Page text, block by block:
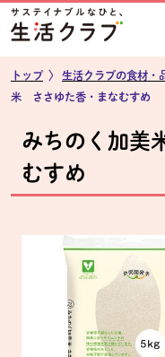
ページの先頭です。
本文へジャンプする。
トップ 〉 生活クラブの食材・
米 ささゆた香・まなむすめ
みちのく加美
むすめ